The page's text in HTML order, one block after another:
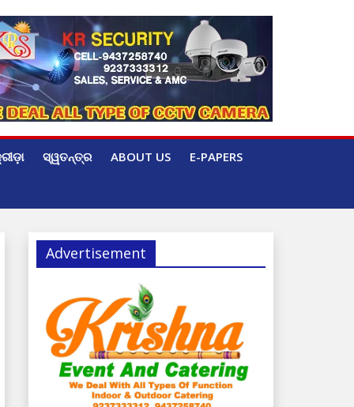
ସ୍ୱତନ୍ତ୍ର ABOUT US E-PAPERS
Advertisement